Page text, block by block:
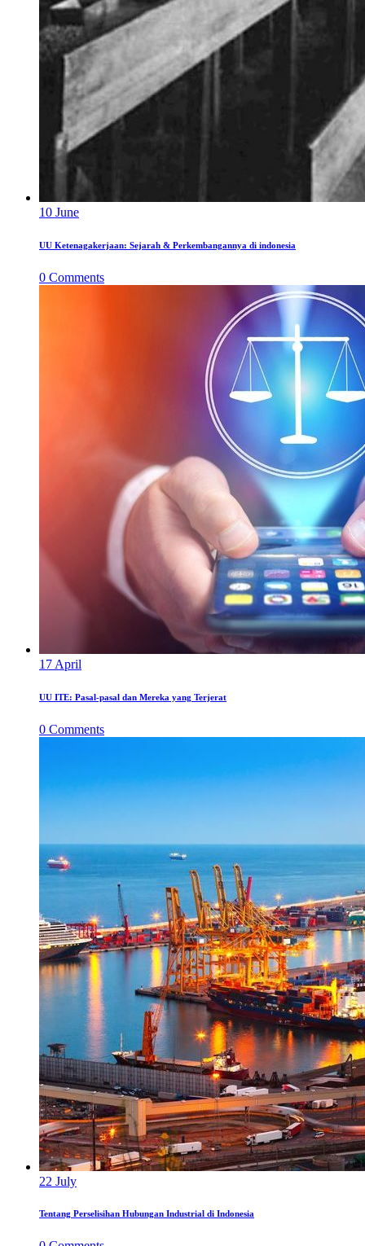
10 June
UU Ketenagakerjaan: Sejarah & Perkembangannya di indonesia
0 Comments
17 April
UU ITE: Pasal-pasal dan Mereka yang Terjerat
0 Comments
22 July
Tentang Perselisihan Hubungan Industrial di Indonesia